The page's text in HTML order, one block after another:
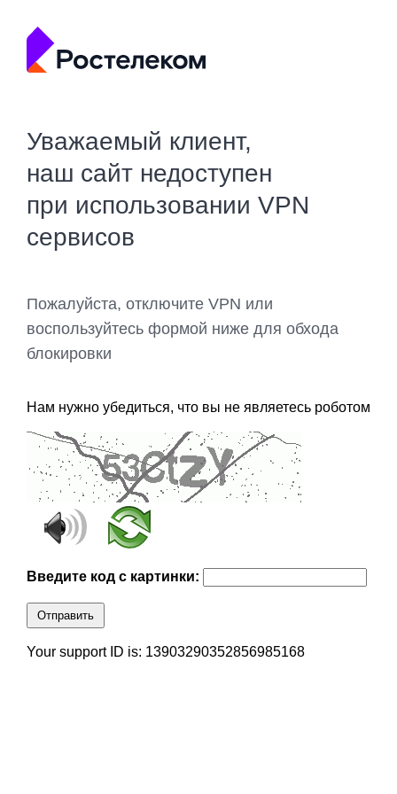
Уважаемый клиент,
наш сайт недоступен
при использовании VPN
сервисов
Пожалуйста, отключите VPN или
воспользуйтесь формой ниже для обхода
блокировки
Нам нужно убедиться, что вы не являетесь роботом
Введите код с картинки:
Отправить
Your support ID is: 13903290352856985168